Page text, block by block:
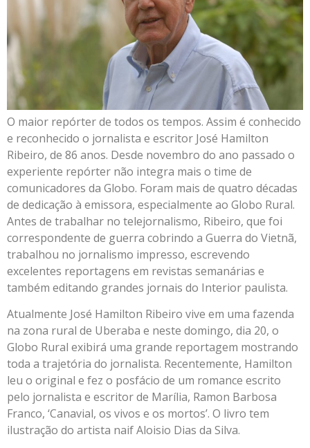
O maior repórter de todos os tempos. Assim é conhecido
e reconhecido o jornalista e escritor José Hamilton
Ribeiro, de 86 anos. Desde novembro do ano passado o
experiente repórter não integra mais o time de
comunicadores da Globo. Foram mais de quatro décadas
de dedicação à emissora, especialmente ao Globo Rural.
Antes de trabalhar no telejornalismo, Ribeiro, que foi
correspondente de guerra cobrindo a Guerra do Vietnã,
trabalhou no jornalismo impresso, escrevendo
excelentes reportagens em revistas semanárias e
também editando grandes jornais do Interior paulista.
Atualmente José Hamilton Ribeiro vive em uma fazenda
na zona rural de Uberaba e neste domingo, dia 20, o
Globo Rural exibirá uma grande reportagem mostrando
toda a trajetória do jornalista. Recentemente, Hamilton
leu o original e fez o posfácio de um romance escrito
pelo jornalista e escritor de Marília, Ramon Barbosa
Franco, ‘Canavial, os vivos e os mortos’. O livro tem
ilustração do artista naif Aloisio Dias da Silva.